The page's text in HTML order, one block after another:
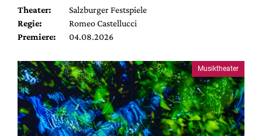
Theater:
Salzburger Festspiele
Regie:
Romeo Castellucci
Premiere:
04.08.2026
Musiktheater